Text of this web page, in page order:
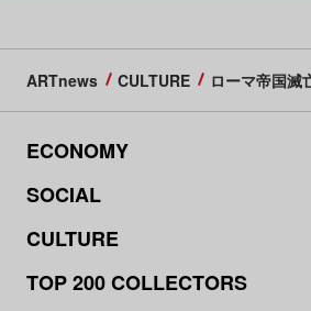
ARTnews CULTURE ローマ帝国滅
ECONOMY
SOCIAL
CULTURE
TOP 200 COLLECTORS